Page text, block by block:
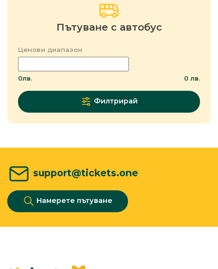
Пътуване с автобус
Ценови диапазон
0лв. 0 лв.
Филтрирай
support@tickets.one
Намерете пътуване